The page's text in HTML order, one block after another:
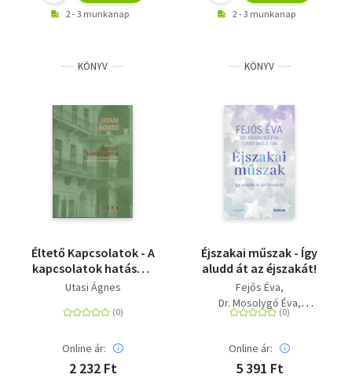
2 - 3 munkanap 2 - 3 munkanap
KÖNYV
Éltető Kapcsolatok - A
kapcsolatok hatása a
szubjektív
Utasi Ágnes
Online ár:
2 232 Ft
KÖNYV
Éjszakai műszak - Így
aludd át az éjszakát!
Fejős Éva
Dr. Mosolygó Éva
Szabó Imola Éva
Online ár:
5 391 Ft